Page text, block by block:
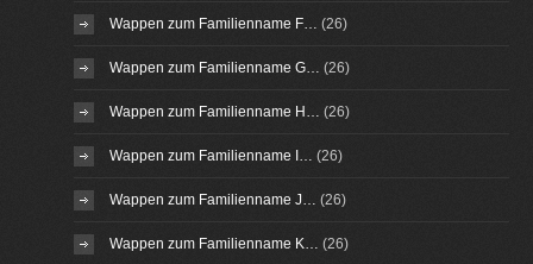
Wappen zum Familienname F… (26)
Wappen zum Familienname G… (26)
Wappen zum Familienname H… (26)
Wappen zum Familienname I… (26)
Wappen zum Familienname J… (26)
Wappen zum Familienname K… (26)